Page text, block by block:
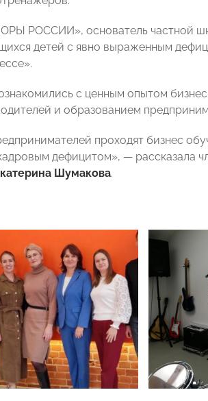
РОССИИ», основатель частной
детей с явно выраженным
с ценным опытом
и образованием
проходят бизнес
дефицитом», —
Шумакова.